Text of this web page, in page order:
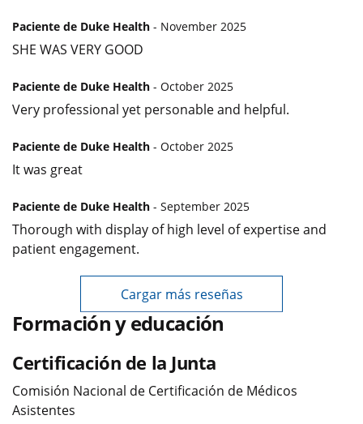
Paciente de Duke Health - November 2025
SHE WAS VERY GOOD
Paciente de Duke Health - October 2025
Very professional yet personable and helpful.
Paciente de Duke Health - October 2025
It was great
Paciente de Duke Health - September 2025
Thorough with display of high level of expertise and
patient engagement.
Cargar más reseñas
Formación y educación
Certificación de la Junta
Comisión Nacional de Certificación de Médicos
Asistentes